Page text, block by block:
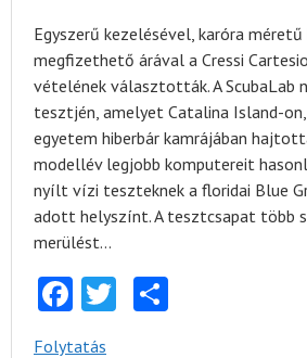
Egyszerű kezelésével, karóra
megfizethető árával a Cressi
vételének választották. A ScubaLab
tesztjén, amelyet Catalina Island-
egyetem hiberbár kamrájában
modellév legjobb komputereit
nyílt vízi teszteknek a floridai Blue
adott helyszínt. A tesztcsapat több
merülést…
Facebook
Twitter
Folytatás